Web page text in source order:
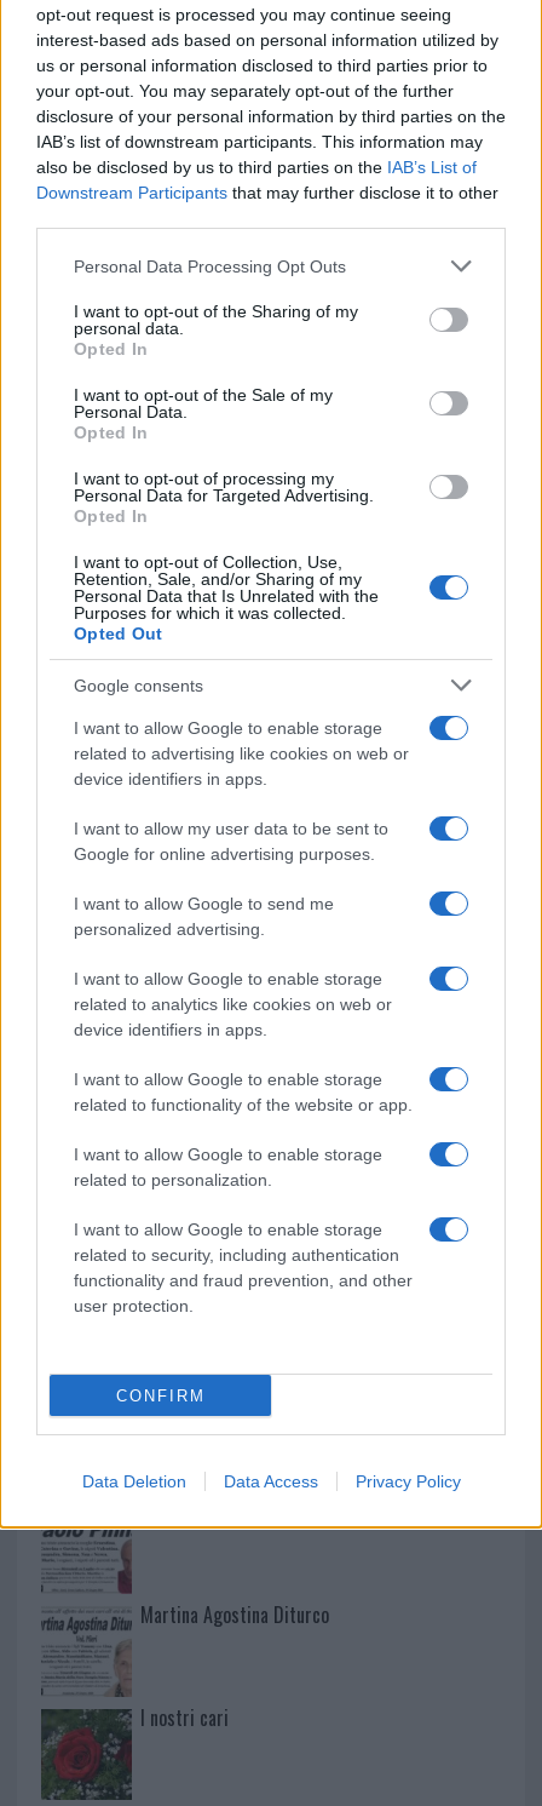
opt-out request is processed you may continue seeing
interest-based ads based on personal information utilized by
us or personal information disclosed to third parties prior to
your opt-out. You may separately opt-out of the further
disclosure of your personal information by third parties on the
IAB’s list of downstream participants. This information may
also be disclosed by us to third parties on the IAB’s List of
Downstream Participants that may further disclose it to other
Please note that this website/app uses one or more Google
not limited to your visit or usage behaviour. You may click to
grant or deny consent to Google and its third-party tags to
use your data for below specified purposes in below Google
consent section.
Personal Data Processing Opt Outs
I want to opt-out of the Sharing of my
personal data.
Opted In
I want to opt-out of the Sale of my
Personal Data.
Opted In
I want to opt-out of processing my
Personal Data for Targeted Advertising.
Opted In
I want to opt-out of Collection, Use,
Retention, Sale, and/or Sharing of my
Personal Data that Is Unrelated with the
Purposes for which it was collected.
Opted Out
Google consents
I want to allow Google to enable storage
related to advertising like cookies on web or
device identifiers in apps.
I want to allow my user data to be sent to
Google for online advertising purposes.
I want to allow Google to send me
personalized advertising.
I want to allow Google to enable storage
related to analytics like cookies on web or
device identifiers in apps.
I want to allow Google to enable storage
related to functionality of the website or app.
I want to allow Google to enable storage
related to personalization.
I want to allow Google to enable storage
related to security, including authentication
functionality and fraud prevention, and other
user protection.
CONFIRM
Data Deletion Data Access Privacy Policy
Condividi l'articolo
F
a
ce
b
o
k
T
w
it
te
r
Pi
n
te
re
st
W
h
at
s
A
p
p
S
h
a
re
Articolo precedente
Prossimo articolo
NOTIZIE RECENTI
A fuoco un deposito con bombole, intervento dei
vigili del fuoco a Rudalza
Ristorante distrutto dalle fiamme a La
Maddalena, incendio a Monti d’à rena
Le previsioni meteo per il weekend a Olbia e in
Gallura
Michelle Hunziker in Gallura, bella anche dal
vivo: un amico vip svela come fa
Calangianus, dopo le polemiche il centro
accoglienza minori chiude
Olbia, divieto di sosta contro spaccio e degrado:
esplode la protesta
Mario Malu
Martina Agostina Diturco
I nostri cari